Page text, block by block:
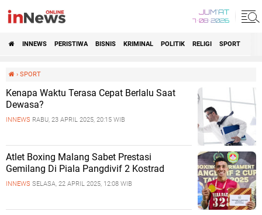
JUM'AT
7•08•2026
INNEWS PERISTIWA BISNIS KRIMINAL POLITIK RELIGI SPORT
› SPORT
Kenapa Waktu Terasa Cepat Berlalu Saat
Dewasa?
INNEWS RABU, 23 APRIL 2025, 20:15 WIB
Atlet Boxing Malang Sabet Prestasi
Gemilang Di Piala Pangdivif 2 Kostrad
INNEWS SELASA, 22 APRIL 2025, 12:08 WIB